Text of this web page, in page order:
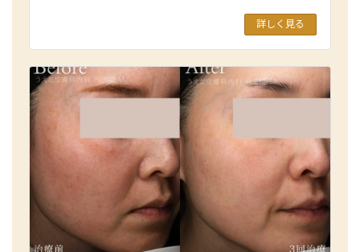
詳しく見る